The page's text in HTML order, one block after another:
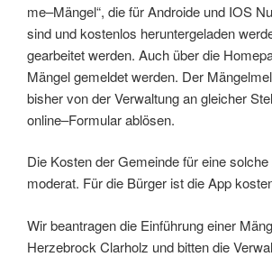
me–Mängel“, die für Androide und IOS
sind und kostenlos heruntergeladen
gearbeitet werden. Auch über die
Mängel gemeldet werden. Der
bisher von der Verwaltung an gleicher
online–Formular ablösen.
Die Kosten der Gemeinde für eine
moderat. Für die Bürger ist die App
Wir beantragen die Einführung einer
Herzebrock Clarholz und bitten die